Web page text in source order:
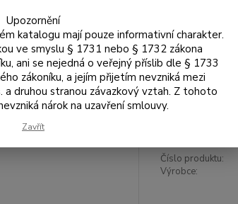
Výška mířidla
370 Kč
Číslo produktu:
Výrobce:
Upozornění
katalogu mají pouze informativní charakter.
ve smyslu § 1731 nebo § 1732 zákona
ani se nejedná o veřejný příslib dle § 1733
zákoníku, a jejím přijetím nevzniká mezi
a druhou stranou závazkový vztah. Z tohoto
nárok na uzavření smlouvy.
Zavřít